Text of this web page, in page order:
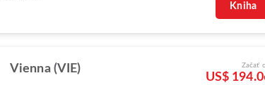
Kniha
Vienna (VIE) Začať
US$